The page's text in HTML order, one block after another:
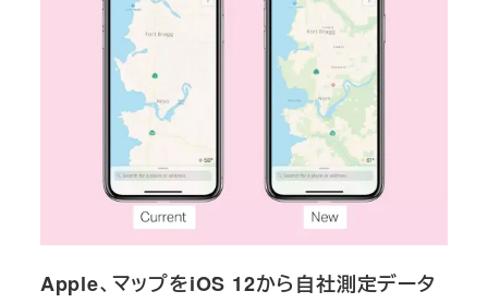
Apple、マップをiOS 12から自社測定データ